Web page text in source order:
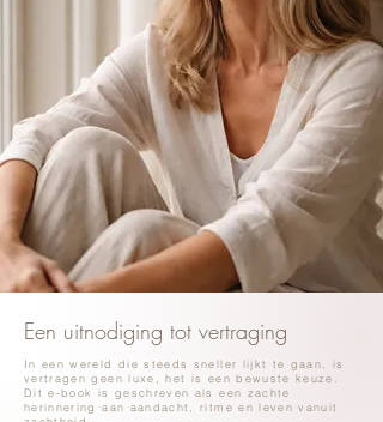
Een uitnodiging tot vertraging
In een wereld die steeds sneller lijkt te gaan, is
vertragen geen luxe, het is een bewuste keuze.
Dite-book is geschreven als een zachte
herinnering aan aandacht, ritme en leven vanuit